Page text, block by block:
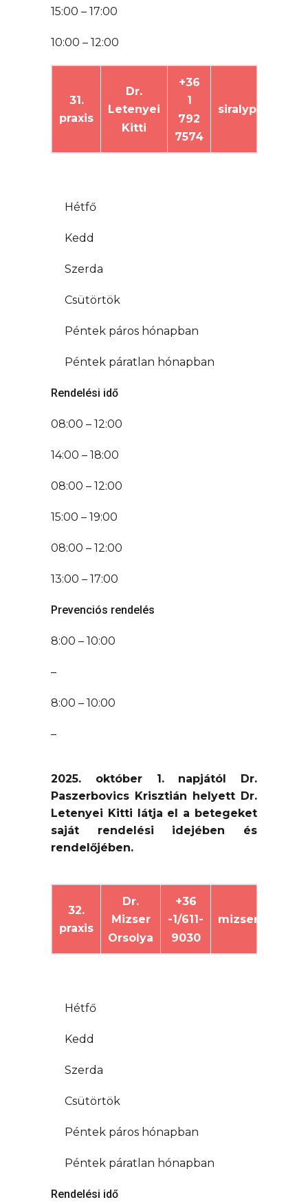
15:00 – 17:00
10:00 – 12:00
31.
praxis
Dr.
Letenyei
Kitti
+36
1
792
7574
Hétfő
Kedd
Szerda
Csütörtök
Péntek páros hónapban
Péntek páratlan hónapban
Rendelési idő
08:00 – 12:00
14:00 – 18:00
08:00 – 12:00
15:00 – 19:00
08:00 – 12:00
13:00 – 17:00
Prevenciós rendelés
8:00 – 10:00
–
8:00 – 10:00
–
2025. október 1. napjától Dr.
Paszerbovics Krisztián helyett Dr.
Letenyei Kitti látja el a betegeket
saját rendelési idejében és
rendelőjében.
32.
praxis
Dr.
Mizser
Orsolya
+36
-1/611-
9030
Hétfő
Kedd
Szerda
Csütörtök
Péntek páros hónapban
Péntek páratlan hónapban
Rendelési idő